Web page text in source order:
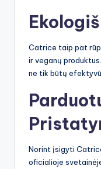
Catrice taip pat
ir veganų
ne tik būtų
Norint įsigyti
oficialioje